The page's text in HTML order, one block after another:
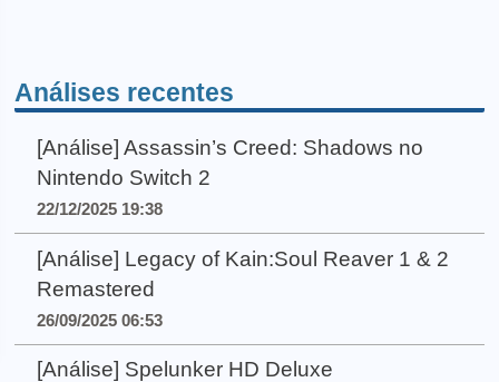
Análises recentes
[Análise] Assassin’s Creed: Shadows no
Nintendo Switch 2
22/12/2025 19:38
[Análise] Legacy of Kain:Soul Reaver 1 & 2
Remastered
26/09/2025 06:53
[Análise] Spelunker HD Deluxe